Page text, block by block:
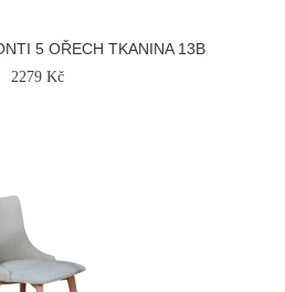
5 OŘECH TKANINA 13B
2279 Kč